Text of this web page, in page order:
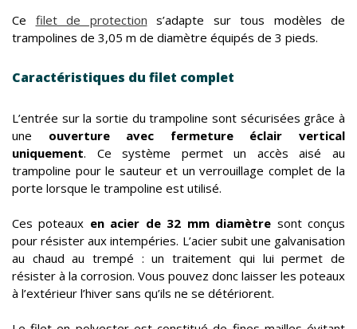
Ce filet de protection s’adapte sur tous modèles de
trampolines de 3,05 m de diamètre équipés de 3 pieds.
Caractéristiques du filet complet
L’entrée sur la sortie du trampoline sont sécurisées grâce à
une ouverture avec fermeture éclair vertical
uniquement. Ce système permet un accès aisé au
trampoline pour le sauteur et un verrouillage complet de la
porte lorsque le trampoline est utilisé.
Ces poteaux en acier de 32 mm diamètre sont conçus
pour résister aux intempéries. L’acier subit une galvanisation
au chaud au trempé : un traitement qui lui permet de
résister à la corrosion. Vous pouvez donc laisser les poteaux
à l’extérieur l’hiver sans qu’ils ne se détériorent.